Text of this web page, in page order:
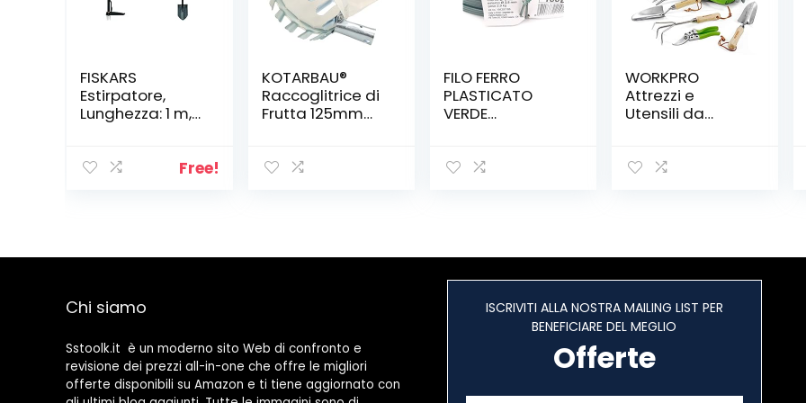
FISKARS
Estirpatore,
Lunghezza: 1 m,
pugnatura in
Terreni duri e
cm,
, Nero/Arancione
Free!
KOTARBAU®
Raccoglitrice di
Frutta 125mm
Mele in Alto
FILO FERRO
PLASTICATO
VERDE
WORKPRO
Attrezzi e
Utensili da
Inossidabile con
Trapianto,
Paletta per
e Rastrello a
Mano
Chi siamo
Sstoolk.it è un moderno sito Web di confronto e
revisione dei prezzi all-in-one che offre le migliori
offerte disponibili su Amazon e ti tiene aggiornato con
ISCRIVITI ALLA NOSTRA MAILING LIST PER
BENEFICIARE DEL MEGLIO
Offerte